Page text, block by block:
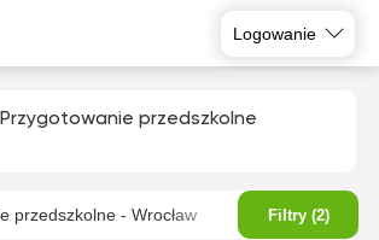
Logowanie
przedszkolne
przedszkolne - Wrocław Filtry (2)